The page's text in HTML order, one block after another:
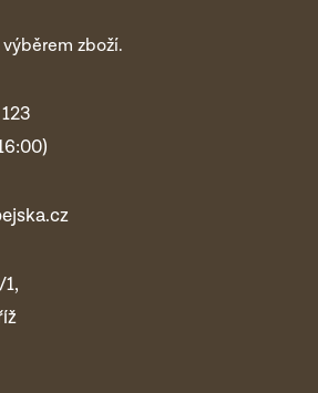
zboží.